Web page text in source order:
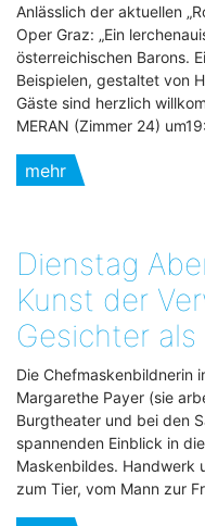
Anlässlich der aktuellen
Oper Graz: „Ein
österreichischen Barons.
Beispielen, gestaltet von
Gäste sind herzlich
MERAN (Zimmer 24)
mehr
Dienstag
Kunst der
Gesichter als
Die Chefmaskenbildnerin
Margarethe Payer (sie
Burgtheater und bei den
spannenden Einblick in
Maskenbildes. Handwerk
zum Tier, vom Mann zur